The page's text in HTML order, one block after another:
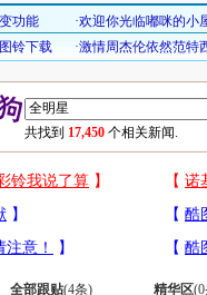
共找到 17,450 个相关新闻.
全部跟贴(4条) 精华区(0